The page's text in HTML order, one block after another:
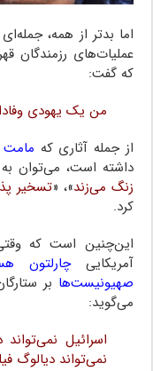
اما بدتر از همه،
عملیات‌های رزمندگان
که گفت:
من یک یهودی
از جمله آثاری که مامت
داشته است، می‌توان
زنگ می‌زند»، «تسخیر
کرد.
این‌چنین است که وقتی
آمریکاییچارلتون
صهیونیست‌ها بر
می‌گوید:
اسرائیل
نمی‌تواند دیالوگ